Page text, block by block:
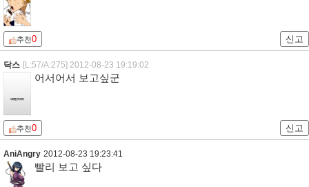
추천0 신고
닥스 [L:57/A:275] 2012-08-23 19:19:02
어서어서 보고싶군
추천0 신고
AniAngry 2012-08-23 19:23:41
빨리 보고 싶다